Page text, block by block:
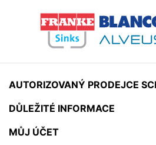
AUTORIZOVANÝ PRODEJCE
DŮLEŽITÉ INFORMACE
MŮJ ÚČET